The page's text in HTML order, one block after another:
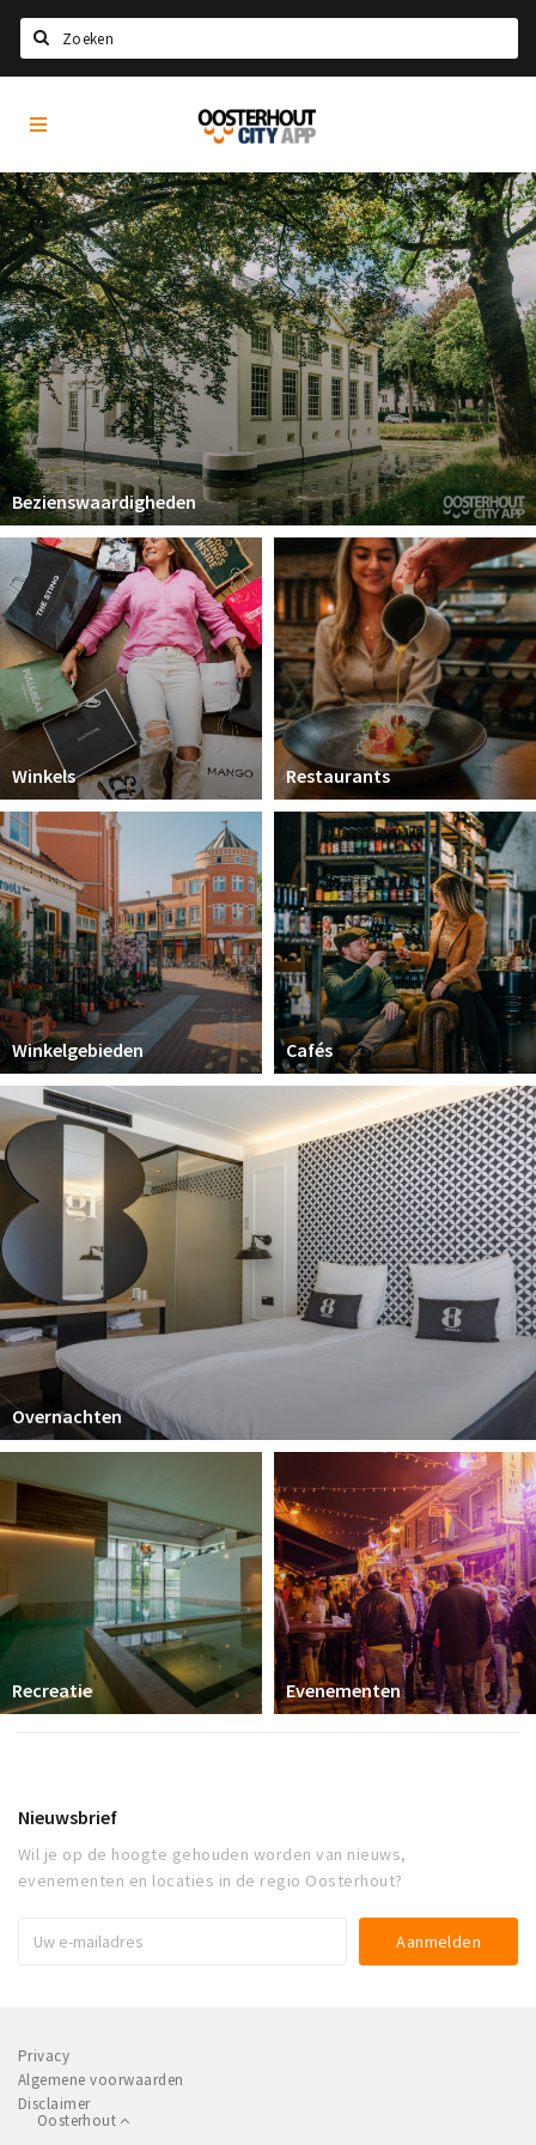
Home
Agenda
Nieuws
Eten
Drinken
Recreatief
Slapen
Winkels
Winkelgebieden
Parkeren
Koopzondagen
Bezienswaardigheden
Musea, theaters & podia
Uitjes & activiteiten
Natuurgebieden
Baroniepoorten
Inloggen
Oosterhout
City
Bezienswaardigheden
Winkels Restaurants
Winkelgebieden Cafés
Overnachten
Recreatie Evenementen
Nieuwsbrief
Wil je op de hoogte gehouden worden van nieuws,
evenementen en locaties in de regio Oosterhout?
Privacy
Algemene voorwaarden
Disclaimer
Oosterhout